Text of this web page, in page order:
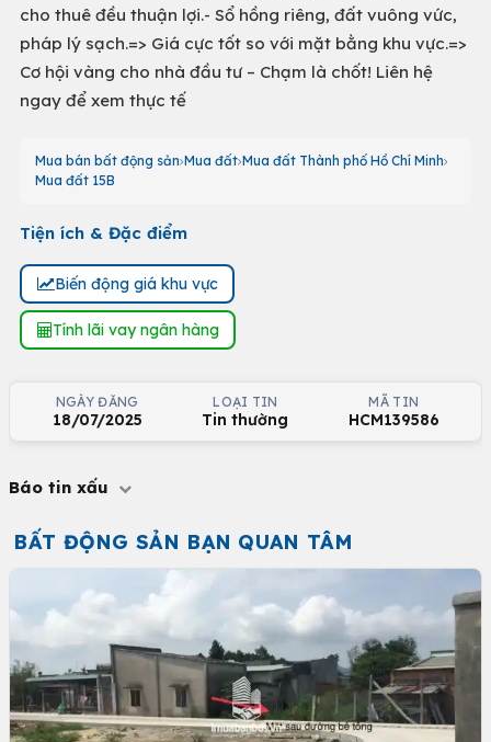
cho thuê đều thuận lợi.- Sổ hồng riêng, đất vuông vức,
pháp lý sạch.=> Giá cực tốt so với mặt bằng khu vực.=>
Cơ hội vàng cho nhà đầu tư – Chạm là chốt! Liên hệ
ngay để xem thực tế
Mua bán bất động sản Mua đất Mua đất Thành phố Hồ Chí Minh
Mua đất 15B
Tiện ích & Đặc điểm
Biến động giá khu vực
Tính lãi vay ngân hàng
NGÀY ĐĂNG
18/07/2025
LOẠI TIN
Tin thường
MÃ TIN
HCM139586
Báo tin xấu
BẤT ĐỘNG SẢN BẠN QUAN TÂM